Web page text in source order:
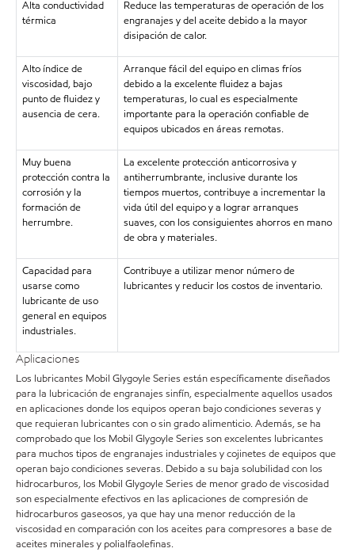
Alta conductividad
térmica
Reduce las temperaturas de operación de los
engranajes y del aceite debido a la mayor
disipación de calor.
Alto índice de
viscosidad, bajo
punto de fluidez y
ausencia de cera.
Arranque fácil del equipo en climas fríos
debido a la excelente fluidez a bajas
temperaturas, lo cual es especialmente
importante para la operación confiable de
equipos ubicados en áreas remotas.
Muy buena
protección contra la
corrosión y la
formación de
herrumbre.
La excelente protección anticorrosiva y
antiherrumbrante, inclusive durante los
tiempos muertos, contribuye a incrementar la
vida útil del equipo y a lograr arranques
suaves, con los consiguientes ahorros en mano
de obra y materiales.
Capacidad para
usarse como
lubricante de uso
general en equipos
industriales.
Contribuye a utilizar menor número de
lubricantes y reducir los costos de inventario.
Aplicaciones
Los lubricantes Mobil Glygoyle Series están específicamente diseñados
para la lubricación de engranajes sinfín, especialmente aquellos usados
en aplicaciones donde los equipos operan bajo condiciones severas y
que requieran lubricantes con o sin grado alimenticio. Además, se ha
comprobado que los Mobil Glygoyle Series son excelentes lubricantes
para muchos tipos de engranajes industriales y cojinetes de equipos que
operan bajo condiciones severas. Debido a su baja solubilidad con los
hidrocarburos, los Mobil Glygoyle Series de menor grado de viscosidad
son especialmente efectivos en las aplicaciones de compresión de
hidrocarburos gaseosos, ya que hay una menor reducción de la
viscosidad en comparación con los aceites para compresores a base de
aceites minerales y polialfaolefinas.